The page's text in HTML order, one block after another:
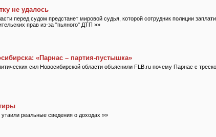
не удалось
перед судом предстанет мировой судья, которой сотрудник полиции
прав из-за "пьяного" ДТП »»
«Парнас – партия-пустышка»
сил Новосибирской области объяснили FLB.ru почему Парнас с
реальные сведения о доходах »»